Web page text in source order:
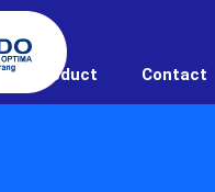
Product Contact